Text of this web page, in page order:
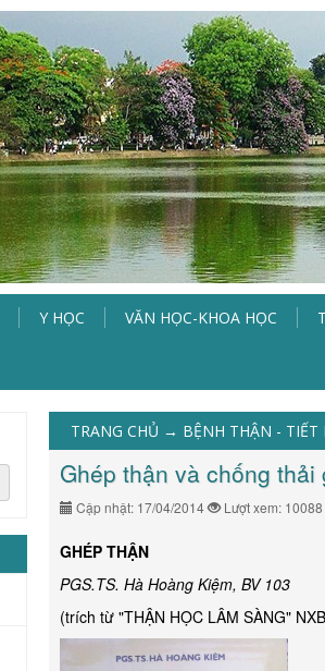
Y HỌC VĂN HỌC-KHOA HỌC
TRANG CHỦ → BỆNH THẬN - TIẾT
Ghép thận và chống thải
Cập nhật: 17/04/2014 Lượt xem: 10088
GHÉP THẬN
PGS.TS. Hà Hoàng Kiệm, BV 103
(trích từ "THẬN HỌC LÂM SÀNG"